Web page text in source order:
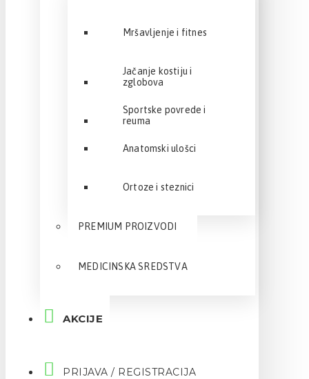
Mršavljenje i fitnes
Jačanje kostiju i
zglobova
Sportske povrede i
reuma
Anatomski ulošci
Ortoze i steznici
PREMIUM PROIZVODI
MEDICINSKA SREDSTVA
AKCIJE
PRIJAVA / REGISTRACIJA